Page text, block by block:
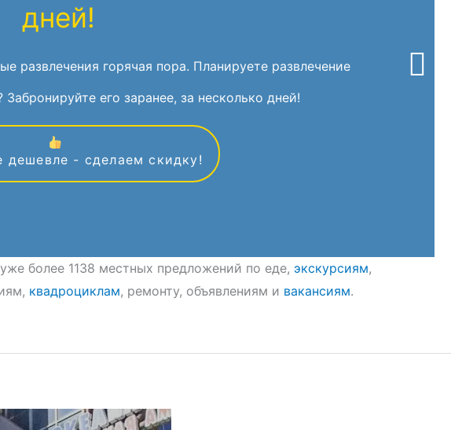
дней!
развлечения горячая пора. Планируете развлечение
его заранее, за несколько дней!
дешевле - сделаем скидку!
более 1138 местных предложений по еде, экскурсиям,
квадроциклам, ремонту, объявлениям и вакансиям.